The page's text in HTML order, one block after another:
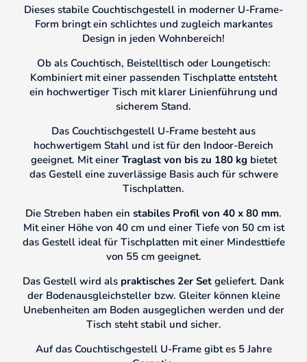
Dieses stabile Couchtischgestell in moderner U-Frame-
Form bringt ein schlichtes und zugleich markantes
Design in jeden Wohnbereich!
Ob als Couchtisch, Beistelltisch oder Loungetisch:
Kombiniert mit einer passenden Tischplatte entsteht
ein hochwertiger Tisch mit klarer Linienführung und
sicherem Stand.
Das Couchtischgestell U-Frame besteht aus
hochwertigem Stahl und ist für den Indoor-Bereich
geeignet. Mit einer Traglast von bis zu 180 kg bietet
das Gestell eine zuverlässige Basis auch für schwere
Tischplatten.
Die Streben haben ein stabiles Profil von 40 x 80 mm.
Mit einer Höhe von 40 cm und einer Tiefe von 50 cm ist
das Gestell ideal für Tischplatten mit einer Mindesttiefe
von 55 cm geeignet.
Das Gestell wird als praktisches 2er Set geliefert. Dank
der Bodenausgleichsteller bzw. Gleiter können kleine
Unebenheiten am Boden ausgeglichen werden und der
Tisch steht stabil und sicher.
Auf das Couchtischgestell U-Frame gibt es 5 Jahre